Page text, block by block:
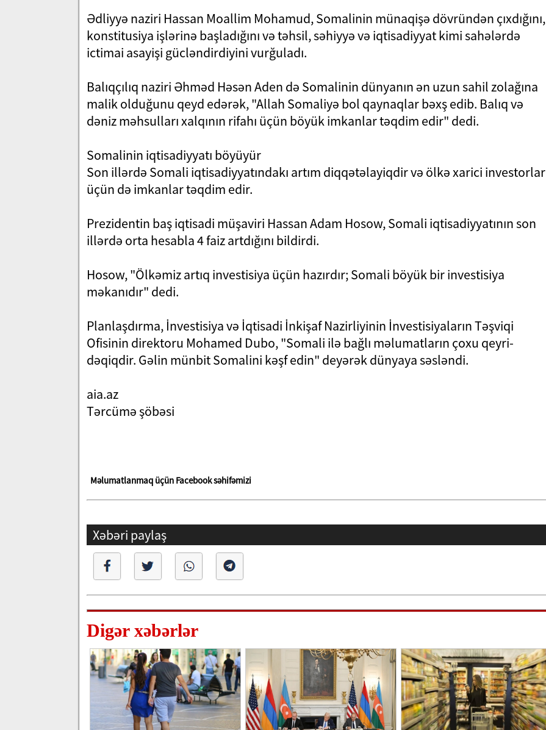
Ədliyyə naziri Hassan Moallim Mohamud, Somalinin münaqişə dövründən çıxdığını,
konstitusiya işlərinə başladığını və təhsil, səhiyyə və iqtisadiyyat kimi sahələrdə
ictimai asayişi gücləndirdiyini vurğuladı.
Balıqçılıq naziri Əhməd Həsən Aden də Somalinin dünyanın ən uzun sahil zolağına
malik olduğunu qeyd edərək, "Allah Somaliyə bol qaynaqlar bəxş edib. Balıq və
dəniz məhsulları xalqının rifahı üçün böyük imkanlar təqdim edir" dedi.
Somalinin iqtisadiyyatı böyüyür
Son illərdə Somali iqtisadiyyatındakı artım diqqətəlayiqdir və ölkə xarici investorlar
üçün də imkanlar təqdim edir.
Prezidentin baş iqtisadi müşaviri Hassan Adam Hosow, Somali iqtisadiyyatının son
illərdə orta hesabla 4 faiz artdığını bildirdi.
Hosow, "Ölkəmiz artıq investisiya üçün hazırdır; Somali böyük bir investisiya
məkanıdır" dedi.
Planlaşdırma, İnvestisiya və İqtisadi İnkişaf Nazirliyinin İnvestisiyaların Təşviqi
Ofisinin direktoru Mohamed Dubo, "Somali ilə bağlı məlumatların çoxu qeyri-
dəqiqdir. Gəlin münbit Somalini kəşf edin" deyərək dünyaya səsləndi.
aia.az
Tərcümə şöbəsi
Məlumatlanmaq üçün Facebook səhifəmizi
Xəbəri paylaş
Digər xəbərlər